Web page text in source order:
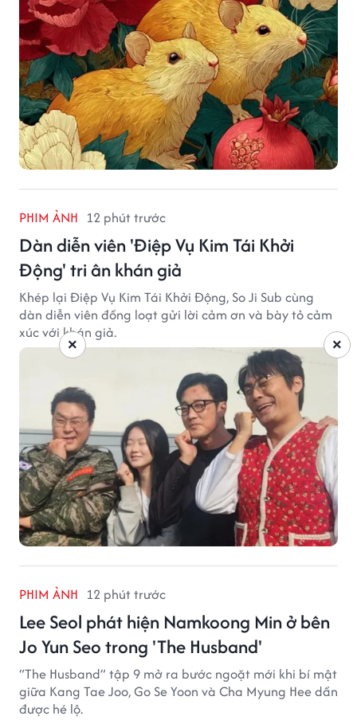
PHIM ẢNH 12 phút trước
Dàn diễn viên 'Điệp Vụ Kim Tái Khởi
Động' tri ân khán giả
Khép lại Điệp Vụ Kim Tái Khởi Động, So Ji Sub cùng
dàn diễn viên đồng loạt gửi lời cảm ơn và bày tỏ cảm
xúc với khán giả.
PHIM ẢNH 12 phút trước
Lee Seol phát hiện Namkoong Min ở bên
Jo Yun Seo trong 'The Husband'
“The Husband” tập 9 mở ra bước ngoặt mới khi bí mật
giữa Kang Tae Joo, Go Se Yoon và Cha Myung Hee dần
được hé lộ.
×
×